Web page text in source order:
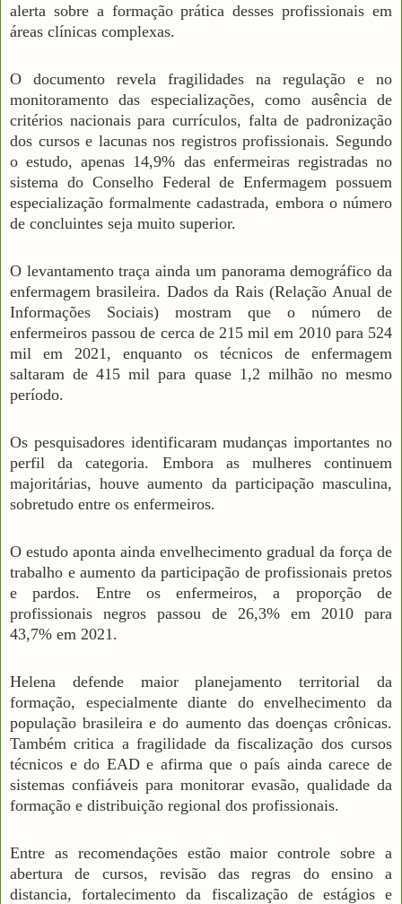
alerta sobre a formação prática desses profissionais em
áreas clínicas complexas.
O documento revela fragilidades na regulação e no
monitoramento das especializações, como ausência de
critérios nacionais para currículos, falta de padronização
dos cursos e lacunas nos registros profissionais. Segundo
o estudo, apenas 14,9% das enfermeiras registradas no
sistema do Conselho Federal de Enfermagem possuem
especialização formalmente cadastrada, embora o número
de concluintes seja muito superior.
O levantamento traça ainda um panorama demográfico da
enfermagem brasileira. Dados da Rais (Relação Anual de
Informações Sociais) mostram que o número de
enfermeiros passou de cerca de 215 mil em 2010 para 524
mil em 2021, enquanto os técnicos de enfermagem
saltaram de 415 mil para quase 1,2 milhão no mesmo
período.
Os pesquisadores identificaram mudanças importantes no
perfil da categoria. Embora as mulheres continuem
majoritárias, houve aumento da participação masculina,
sobretudo entre os enfermeiros.
O estudo aponta ainda envelhecimento gradual da força de
trabalho e aumento da participação de profissionais pretos
e pardos. Entre os enfermeiros, a proporção de
profissionais negros passou de 26,3% em 2010 para
43,7% em 2021.
Helena defende maior planejamento territorial da
formação, especialmente diante do envelhecimento da
população brasileira e do aumento das doenças crônicas.
Também critica a fragilidade da fiscalização dos cursos
técnicos e do EAD e afirma que o país ainda carece de
sistemas confiáveis para monitorar evasão, qualidade da
formação e distribuição regional dos profissionais.
Entre as recomendações estão maior controle sobre a
abertura de cursos, revisão das regras do ensino a
distancia, fortalecimento da fiscalização de estágios e